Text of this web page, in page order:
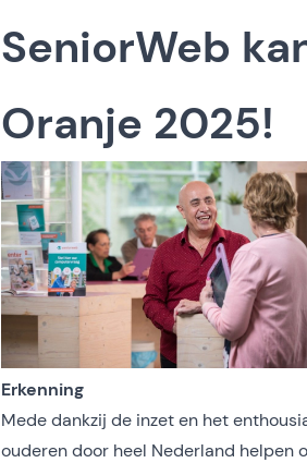
SeniorWeb
Oranje 2025!
Erkenning
Mede dankzij de inzet en het
ouderen door heel Nederland helpen